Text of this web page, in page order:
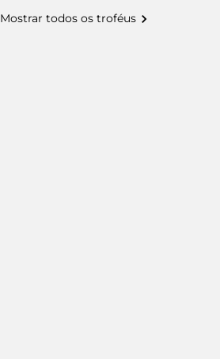
Mostrar todos os troféus